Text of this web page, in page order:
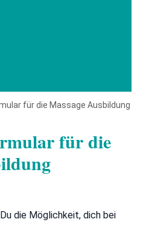
für die Massage Ausbildung
für die
die Möglichkeit, dich bei